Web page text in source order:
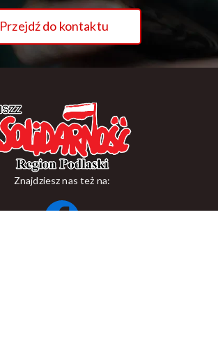
Przejdź do kontaktu
Znajdziesz nas też na: